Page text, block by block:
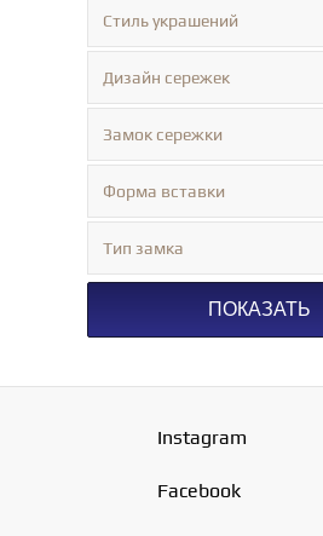
Стиль украшений
Дизайн сережек
Замок сережки
Форма вставки
Тип замка
ПОКАЗАТЬ
Instagram
Facebook